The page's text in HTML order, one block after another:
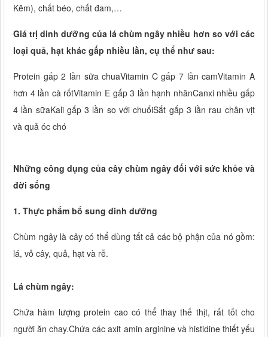
Kẽm), chất béo, chất đam,…
Giá trị dinh dưỡng của lá chùm ngây nhiều hơn so với các
loại quả, hạt khác gấp nhiều lần, cụ thể như sau:
Protein gấp 2 lần sữa chuaVitamin C gấp 7 lần camVitamin A
hơn 4 lần cà rốtVitamin E gấp 3 lần hạnh nhânCanxi nhiều gấp
4 lần sữaKali gấp 3 lần so với chuốiSắt gấp 3 lần rau chân vịt
và quả óc chó
Những công dụng của cây chùm ngây đối với sức khỏe và
đời sống
1. Thực phẩm bổ sung dinh dưỡng
Chùm ngây là cây có thể dùng tất cả các bộ phận của nó gồm:
lá, vỏ cây, quả, hạt và rễ.
Lá chùm ngây:
Chứa hàm lượng protein cao có thể thay thế thịt, rất tốt cho
người ăn chay.Chứa các axit amin arginine và histidine thiết yếu